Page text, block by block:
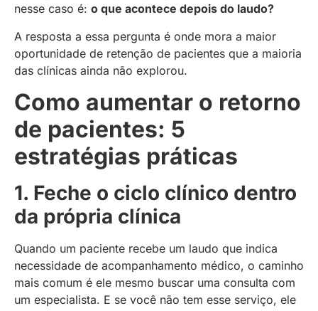
nesse caso é: o que acontece depois do laudo?
A resposta a essa pergunta é onde mora a maior
oportunidade de retenção de pacientes que a maioria
das clínicas ainda não explorou.
Como aumentar o retorno
de pacientes: 5
estratégias práticas
1. Feche o ciclo clínico dentro
da própria clínica
Quando um paciente recebe um laudo que indica
necessidade de acompanhamento médico, o caminho
mais comum é ele mesmo buscar uma consulta com
um especialista. E se você não tem esse serviço, ele